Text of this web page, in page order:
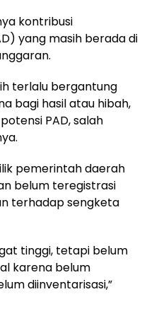
kontribusi
yang masih berada di
terlalu bergantung
bagi hasil atau hibah,
PAD, salah
pemerintah daerah
belum teregistrasi
terhadap sengketa
tinggi, tetapi belum
karena belum
diinventarisasi,”